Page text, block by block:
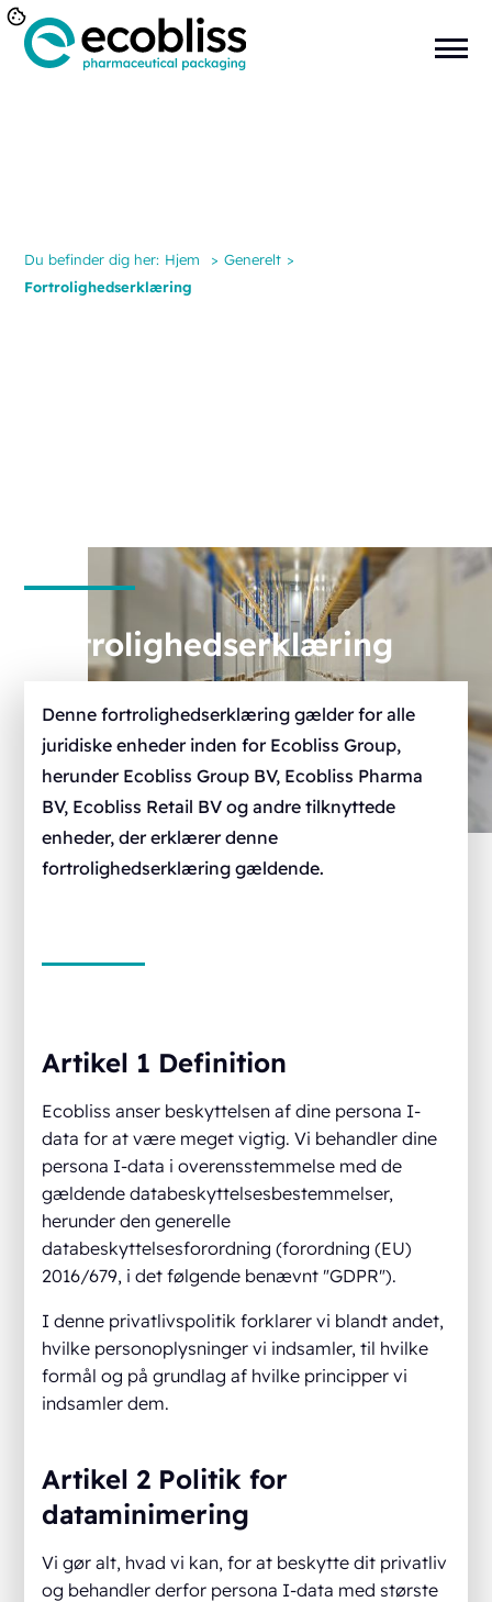
Du befinder dig her: Hjem > Generelt >
Fortrolighedserklæring
Fortrolighedserklæring
Denne fortrolighedserklæring gælder for alle
juridiske enheder inden for Ecobliss Group,
herunder Ecobliss Group BV, Ecobliss Pharma
BV, Ecobliss Retail BV og andre tilknyttede
enheder, der erklærer denne
fortrolighedserklæring gældende.
Artikel 1 Definition
Ecobliss anser beskyttelsen af dine persona I-
data for at være meget vigtig. Vi behandler dine
persona I-data i overensstemmelse med de
gældende databeskyttelsesbestemmelser,
herunder den generelle
databeskyttelsesforordning (forordning (EU)
2016/679, i det følgende benævnt "GDPR").
I denne privatlivspolitik forklarer vi blandt andet,
hvilke personoplysninger vi indsamler, til hvilke
formål og på grundlag af hvilke principper vi
indsamler dem.
Artikel 2 Politik for
dataminimering
Vi gør alt, hvad vi kan, for at beskytte dit privatliv
og behandler derfor persona I-data med største